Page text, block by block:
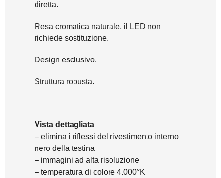
diretta.
Resa cromatica naturale, il LED non
richiede sostituzione.
Design esclusivo.
Struttura robusta.
Vista dettagliata
– elimina i riflessi del rivestimento interno
nero della testina
– immagini ad alta risoluzione
– temperatura di colore 4.000°K